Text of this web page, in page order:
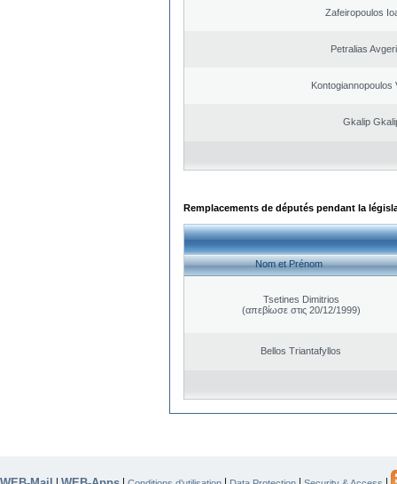
Zafeiropoulos
Petralias
Kontogiannopoulos
Gkalip
Remplacements de députés pendant la
Nom et Prénom
Tsetines Dimitrios
(απεβίωσε στις 20/12/1999)
Bellos Triantafyllos
| | | | |